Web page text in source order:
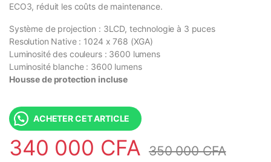
ECO3, réduit les coûts de maintenance.
Système de projection : 3LCD, technologie à 3 puces
Resolution Native : 1024 x 768 (XGA)
Luminosité des couleurs : 3600 lumens
Luminosité blanche : 3600 lumens
Housse de protection incluse
ACHETER CET ARTICLE
340 000 CFA 350 000CFA